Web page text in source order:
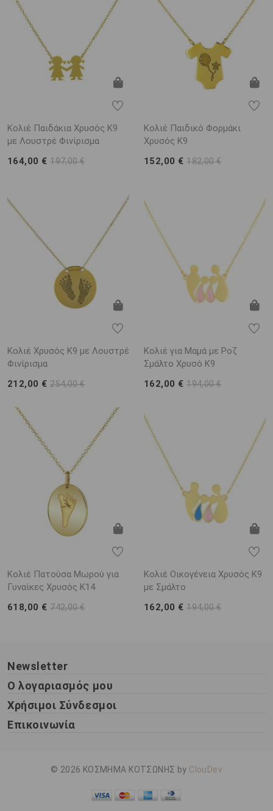
Κολιέ Παιδάκια Χρυσός Κ9
με Λουστρέ Φινίρισμα
164,00 €197,00 €
Κολιέ Παιδικό Φορμάκι
Χρυσός Κ9
152,00 €182,00 €
Κολιέ Χρυσός Κ9 με Λουστρέ
Φινίρισμα
212,00 €254,00 €
Κολιέ για Μαμά με Ροζ
Σμάλτο Χρυσό K9
162,00 €194,00 €
Κολιέ Πατούσα Μωρού για
Γυναίκες Χρυσός K14
618,00 €742,00 €
Κολιέ Οικογένεια Χρυσός Κ9
με Σμάλτο
162,00 €194,00 €
Newsletter
Ο λογαριασμός μου
Χρήσιμοι Σύνδεσμοι
Επικοινωνία
© 2026 ΚΟΣΜΗΜΑ ΚΟΤΣΩΝΗΣ by ClouDev